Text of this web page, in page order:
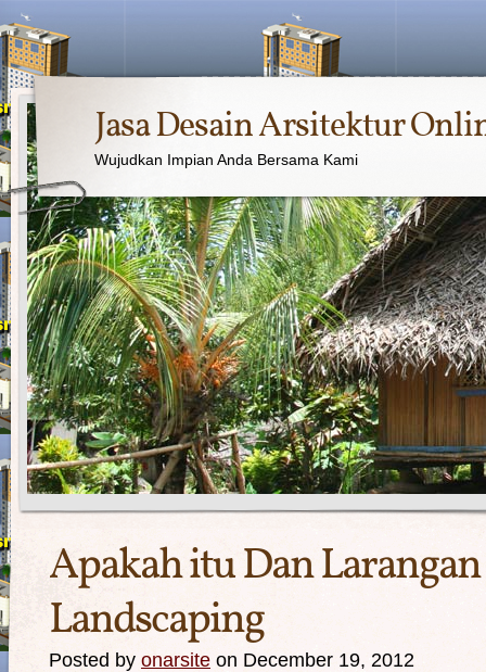
Jasa Desain Arsitektur
Wujudkan Impian Anda Bersama Kami
Apakah itu Dan
Landscaping
Posted by onarsite on December 19, 2012